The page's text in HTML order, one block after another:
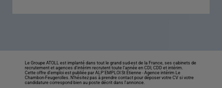
Le Groupe ATOLL est implanté dans tout le grand sud-est de la France, ses cabinets de
recrutement et agences d’intérim recrutent toute l’année en CDI, CDD et intérim.
Cette offre d’emploi est publiée par ALP'EMPLOI St Étienne -Agence intérim Le
Chambon-Feugerolles. N’hésitez pas à prendre contact pour déposer votre CV si votre
candidature correspond bien au poste décrit dans l'annonce.